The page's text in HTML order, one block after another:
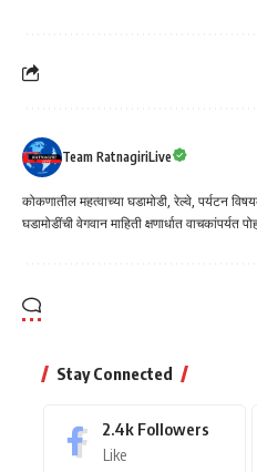
Team RatnagiriLive
कोकणातील महत्वाच्या घडामोडी, रेल्वे, पर्यटन
घडामोडींची वेगवान माहिती क्षणार्धात वाचकांपर्यत
Stay Connected
2.4k Followers
Like